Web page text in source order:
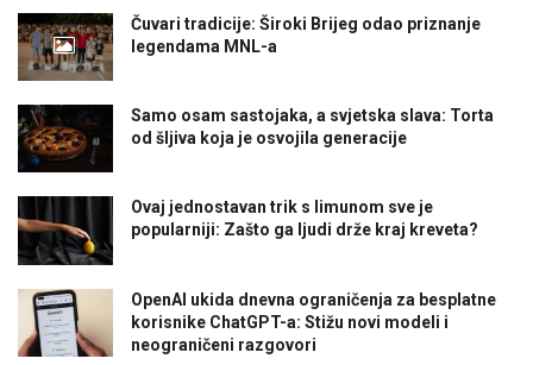
Čuvari tradicije: Široki Brijeg odao priznanje
legendama MNL-a
Samo osam sastojaka, a svjetska slava: Torta
od šljiva koja je osvojila generacije
Ovaj jednostavan trik s limunom sve je
popularniji: Zašto ga ljudi drže kraj kreveta?
OpenAI ukida dnevna ograničenja za besplatne
korisnike ChatGPT-a: Stižu novi modeli i
neograničeni razgovori